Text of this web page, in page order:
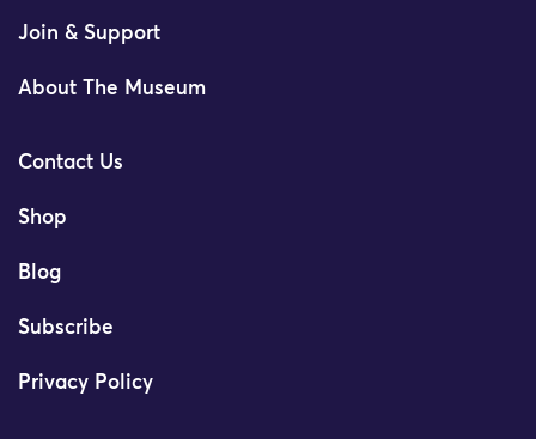
Join & Support
About The Museum
Contact Us
Shop
Blog
Subscribe
Privacy Policy